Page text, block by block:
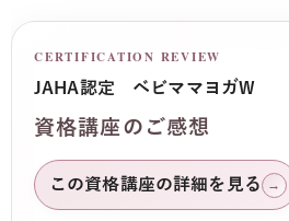
CERTIFICATION REVIEW
JAHA認定 ベビママヨガW
資格講座のご感想
この資格講座の詳細を見る →